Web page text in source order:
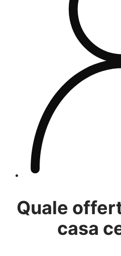
Quale
casa